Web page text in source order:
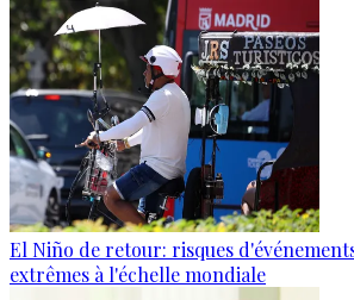
El Niño de retour: risques
extrêmes à l'échelle mondiale